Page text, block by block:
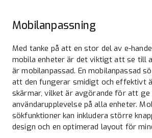
Mobilanpassning
Med tanke på att en stor del av e-
mobila enheter är det viktigt att se till
är mobilanpassad. En mobilanpassad
att den fungerar smidigt och effektivt
skärmar, vilket är avgörande för att ge
användarupplevelse på alla enheter.
sökfunktioner kan inkludera större
design och en optimerad layout för